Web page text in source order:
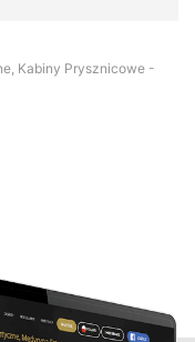
Kabiny Prysznicowe -